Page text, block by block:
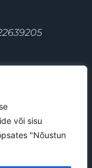
või sisu
"Nõustun